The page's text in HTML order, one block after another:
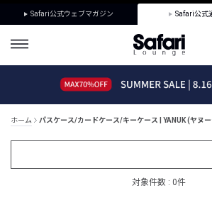
Safari公式ウェブマガジン Safari公式
ホーム パスケース/カードケース/キーケース | YANUK (ヤヌ
対象件数 : 0件